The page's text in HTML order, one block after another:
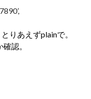
りあえずplainで。
認。